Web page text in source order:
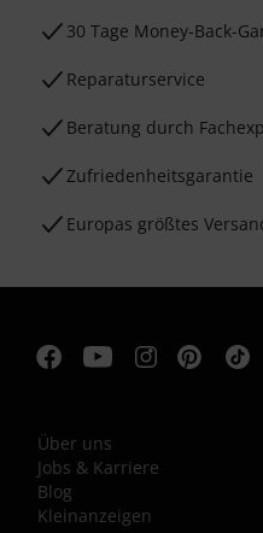
30 Tage Money-Back-
Reparaturservice
Beratung durch
Zufriedenheitsgarantie
Europas größtes
Über uns
Jobs & Karriere
Blog
Kleinanzeigen